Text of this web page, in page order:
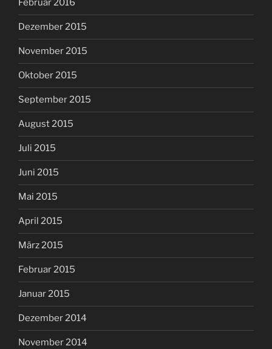
Februar 2016
Dezember 2015
November 2015
Oktober 2015
September 2015
August 2015
Juli 2015
Juni 2015
Mai 2015
April 2015
März 2015
Februar 2015
Januar 2015
Dezember 2014
November 2014